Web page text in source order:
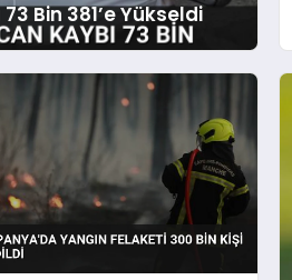
Bin 381’e Yükseldi